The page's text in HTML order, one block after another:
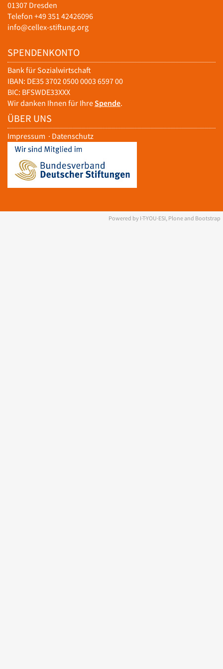
01307 Dresden
Telefon +49 351 42426096
info@cellex-stiftung.org
SPENDENKONTO
Bank für Sozialwirtschaft
IBAN: DE35 3702 0500 0003 6597 00
BIC: BFSWDE33XXX
Wir danken Ihnen für IhreSpende.
ÜBER UNS
Impressum · Datenschutz
Powered by I·T·YOU·ESI, Plone and Bootstrap